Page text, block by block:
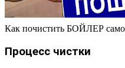
Как почистить БОЙЛЕР
Процесс чистки